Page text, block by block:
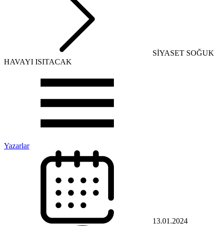
SİYASET SOĞUK
HAVAYI ISITACAK
Yazarlar
13.01.2024